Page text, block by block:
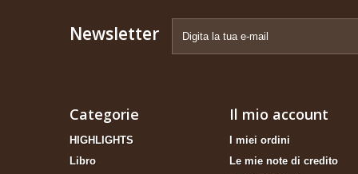
Newsletter
Categorie
HIGHLIGHTS
Libro
Il mio account
I miei ordini
Le mie note di credito